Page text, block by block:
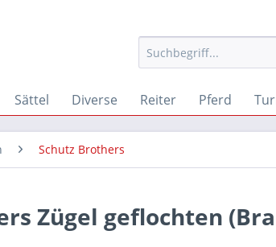
Sättel Diverse Reiter Pferd
Schutz Brothers
Zügel geflochten